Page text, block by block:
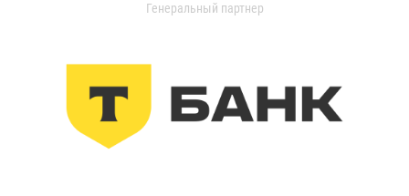
Генеральный партнер